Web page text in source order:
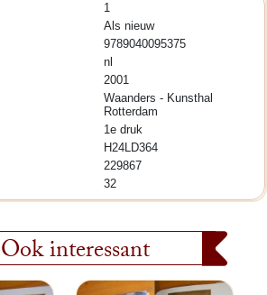
1
Als nieuw
9789040095375
nl
2001
Waanders - Kunsthal
Rotterdam
1e druk
H24LD364
229867
32
Ook interessant